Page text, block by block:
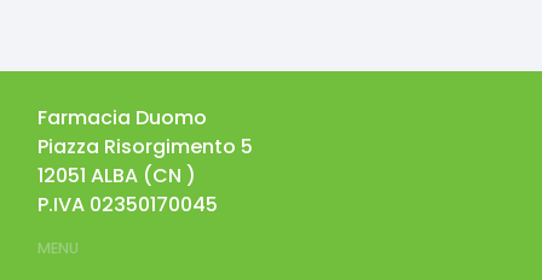
Farmacia Duomo
Piazza Risorgimento 5
12051 ALBA (CN )
P.IVA 02350170045
MENU